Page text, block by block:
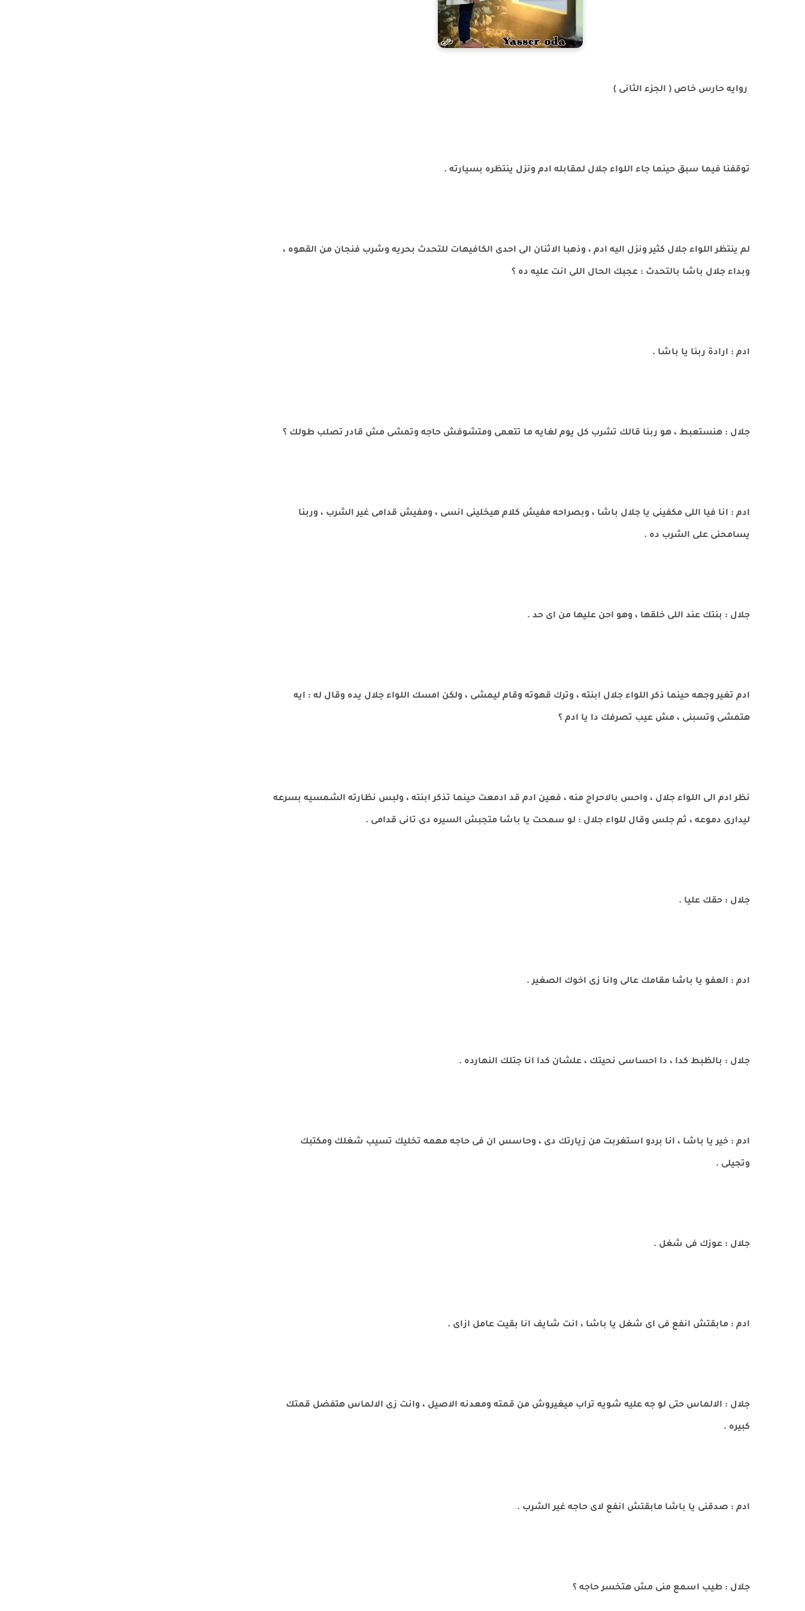
روايه حارس خاص ( الجزء الثانى )
توقفنا فيما سبق حينما جاء اللواء جلال لمقابله ادم ونزل ينتظره بسيارته .
لم ينتظر اللواء جلال كثير ونزل اليه ادم ، وذهبا الاثنان الى احدى الكافيهات للتحدث بحريه وشرب فنجان من القهوه ،
وبداء جلال باشا بالتحدث : عجبك الحال اللى انت عليه ده ؟
ادم : ارادة ربنا يا باشا .
جلال : هنستعبط ، هو ربنا قالك تشرب كل يوم لغايه ما تتعمى ومتشوفش حاجه وتمشى مش قادر تصلب طولك ؟
ادم : انا فيا اللى مكفينى يا جلال باشا ، وبصراحه مفيش كلام هيخلينى انسى ، ومفيش قدامى غير الشرب ، وربنا
يسامحنى على الشرب ده .
جلال : بنتك عند اللى خلقها ، وهو احن عليها من اى حد .
ادم تغير وجهه حينما ذكر اللواء جلال ابنته ، وترك قهوته وقام ليمشى ، ولكن امسك اللواء جلال يده وقال له : ايه
هتمشى وتسبنى ، مش عيب تصرفك دا يا ادم ؟
نظر ادم الى اللواء جلال ، واحس بالاحراج منه ، فعين ادم قد ادمعت حينما تذكر ابنته ، ولبس نظارته الشمسيه بسرعه
ليدارى دموعه ، ثم جلس وقال للواء جلال : لو سمحت يا باشا متجبش السيره دى تانى قدامى .
جلال : حقك عليا .
ادم : العفو يا باشا مقامك عالى وانا زى اخوك الصغير .
جلال : بالظبط كدا ، دا احساسى نحيتك ، علشان كدا انا جتلك النهارده .
ادم : خير يا باشا ، انا بردو استغربت من زيارتك دى ، وحاسس ان فى حاجه مهمه تخليك تسيب شغلك ومكتبك
وتجيلى .
جلال : عوزك فى شغل .
ادم : مابقتش انفع فى اى شغل يا باشا ، انت شايف انا بقيت عامل ازاى .
جلال : الالماس حتى لو جه عليه شويه تراب ميغيروش من قمته ومعدنه الاصيل ، وانت زى الالماس هتفضل قمتك
كبيره .
ادم : صدقنى يا باشا مابقتش انفع لاى حاجه غير الشرب .
جلال : طيب اسمع منى مش هتخسر حاجه ؟